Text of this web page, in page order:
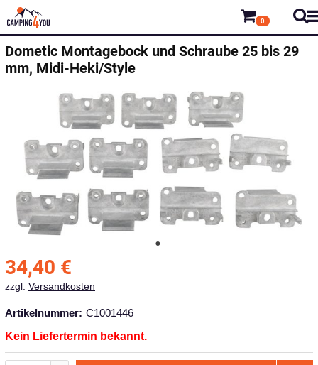
0
Dometic Montagebock und Schraube 25 bis 29
mm, Midi-Heki/Style
34,40 €
zzgl. Versandkosten
Artikelnummer: C1001446
Kein Liefertermin bekannt.